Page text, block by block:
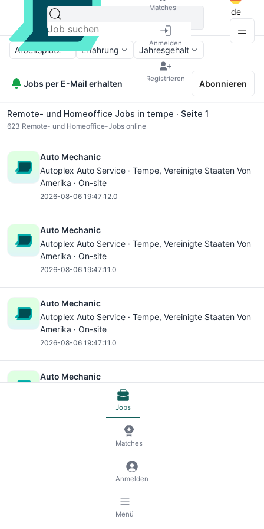
Matches
Anmelden
Registrieren
de
Arbeitsplatz Erfahrung Jahresgehalt
Jobs per E-Mail erhalten Abonnieren
Remote- und Homeoffice Jobs in tempe ∙ Seite 1
623 Remote- und Homeoffice-Jobs online
Auto Mechanic
Autoplex Auto Service · Tempe, Vereinigte Staaten Von
Amerika · On-site
2026-08-06 19:47:12.0
Auto Mechanic
Autoplex Auto Service · Tempe, Vereinigte Staaten Von
Amerika · On-site
2026-08-06 19:47:11.0
Auto Mechanic
Autoplex Auto Service · Tempe, Vereinigte Staaten Von
Amerika · On-site
2026-08-06 19:47:11.0
Auto Mechanic
Autoplex Auto Service ·
2026-08-06 19:47:10.0
Autoplex Auto Service ·Tempe
Jobs
Matches
Anmelden
Menü